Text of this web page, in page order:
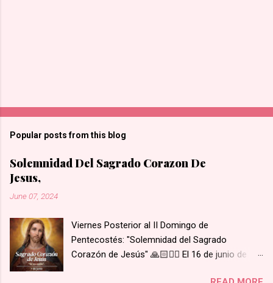
Popular posts from this blog
Solemnidad Del Sagrado Corazon De
Jesus,
June 07, 2024
Viernes Posterior al II Domingo de
Pentecostés: "Solemnidad del Sagrado
Corazón de Jesús" 🙏🏻❤️‍🔥 El 16 de junio de